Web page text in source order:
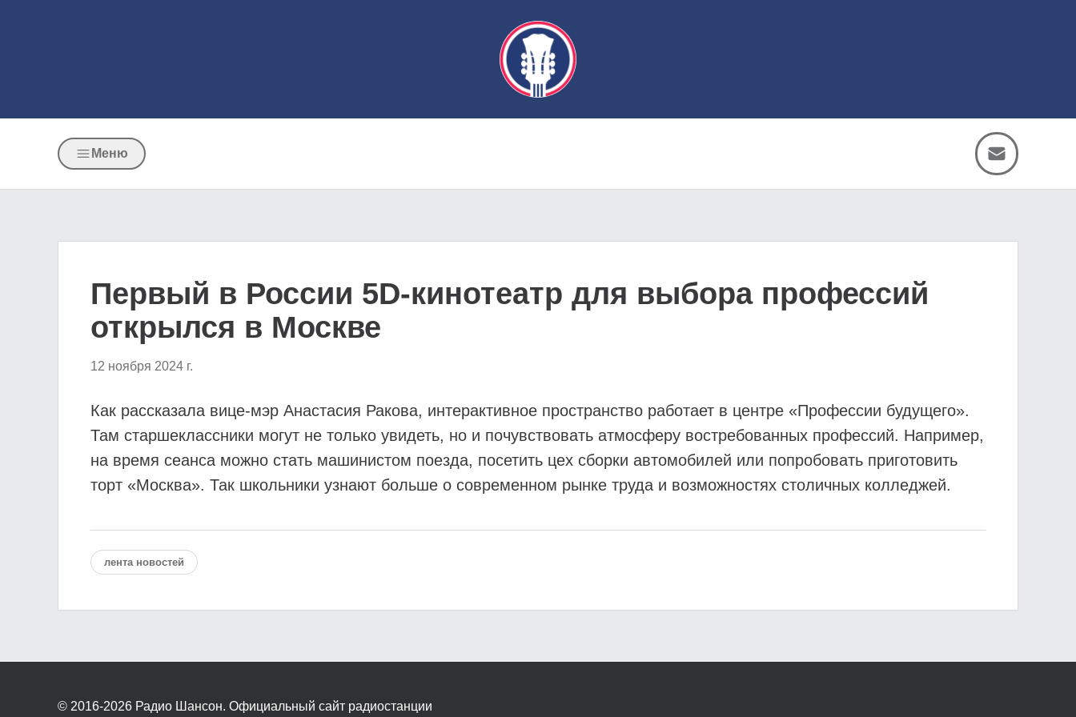
Меню
Первый в России 5D-кинотеатр для выбора профессий
открылся в Москве
12 ноября 2024 г.
Как рассказала вице-мэр Анастасия Ракова, интерактивное пространство работает в центре «Профессии будущего».
Там старшеклассники могут не только увидеть, но и почувствовать атмосферу востребованных профессий. Например,
на время сеанса можно стать машинистом поезда, посетить цех сборки автомобилей или попробовать приготовить
торт «Москва». Так школьники узнают больше о современном рынке труда и возможностях столичных колледжей.
лента новостей
© 2016-2026 Радио Шансон. Официальный сайт радиостанции